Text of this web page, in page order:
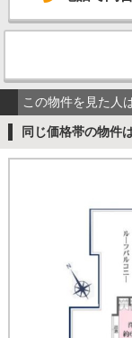
この物件を見た人
同じ価格帯の物件